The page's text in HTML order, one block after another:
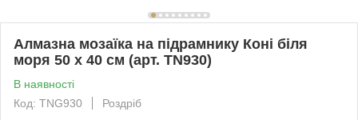
Алмазна мозаїка на підрамнику Коні біля
моря 50 х 40 см (арт. TN930)
В наявності
Код: TNG930
Роздріб